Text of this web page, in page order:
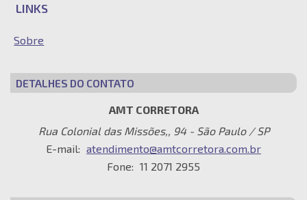
LINKS
Sobre
DETALHES DO CONTATO
AMT CORRETORA
Rua Colonial das Missões,, 94 - São Paulo / SP
E-mail: atendimento@amtcorretora.com.br
Fone: 11 2071 2955